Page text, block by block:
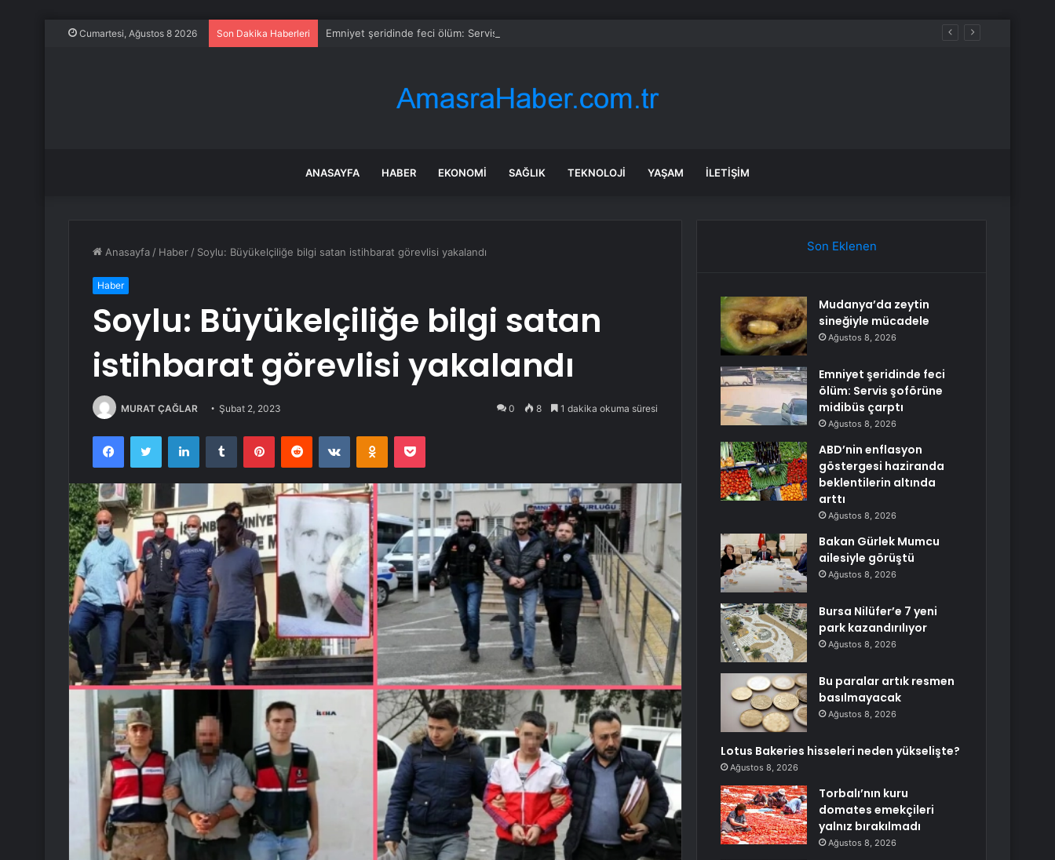
Cumartesi, Ağustos 8 2026 Son Dakika Haberleri Emniyet şeridinde feci ölüm: Servis şoförüne midibüs çarptı
ANASAYFA HABER EKONOMI SAĞLIK TEKNOLOJI YAŞAM İLETIŞIM
Anasayfa / Haber / Soylu: Büyükelçiliğe bilgi satan istihbarat görevlisi yakalandı
Haber
Soylu: Büyükelçiliğe bilgi satan
istihbarat görevlisi yakalandı
MURAT ÇAĞLAR Şubat 2, 2023 0 8 1 dakika okuma süresi
FacebookTwitter LinkedInTumblr PinterestReddit VKontakteOdnoklassniki
Pocket
Son Eklenen
Mudanya’da zeytin
sineğiyle mücadele
Ağustos 8, 2026
Emniyet şeridinde feci
ölüm: Servis şoförüne
midibüs çarptı
Ağustos 8, 2026
ABD’nin enflasyon
göstergesi haziranda
beklentilerin altında
arttı
Ağustos 8, 2026
Bakan Gürlek Mumcu
ailesiyle görüştü
Ağustos 8, 2026
Bursa Nilüfer’e 7 yeni
park kazandırılıyor
Ağustos 8, 2026
Bu paralar artık resmen
basılmayacak
Ağustos 8, 2026
Lotus Bakeries hisseleri neden yükselişte?
Ağustos 8, 2026
Torbalı’nın kuru
domates emekçileri
yalnız bırakılmadı
Ağustos 8, 2026